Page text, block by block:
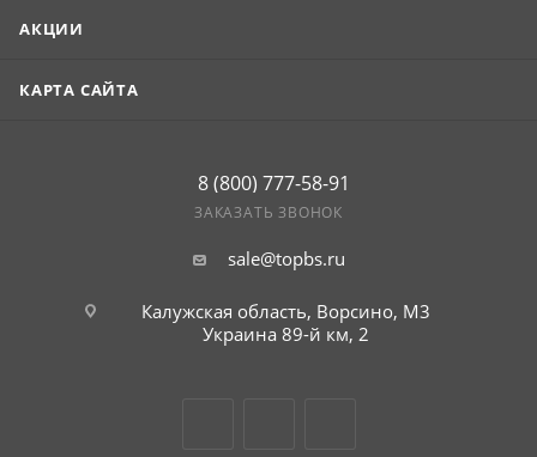
АКЦИИ
КАРТА САЙТА
8 (800) 777-58-91
ЗАКАЗАТЬ ЗВОНОК
sale@topbs.ru
Калужская область, Ворсино, М3
Украина 89-й км, 2